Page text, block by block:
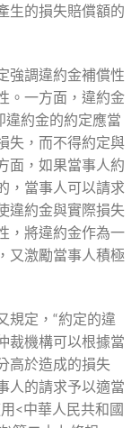
生的損失賠償額的
強調違約金補償性
。一方面，違約金
違約金的約定應當
失，而不得約定與
面，如果當事人約
，當事人可以請求
違約金與實際損失
，將違約金作為一
又激勵當事人積極
規定，“約定的違
裁機構可以根據當
高於造成的損失
人的請求予以適當
<中華人民共和國